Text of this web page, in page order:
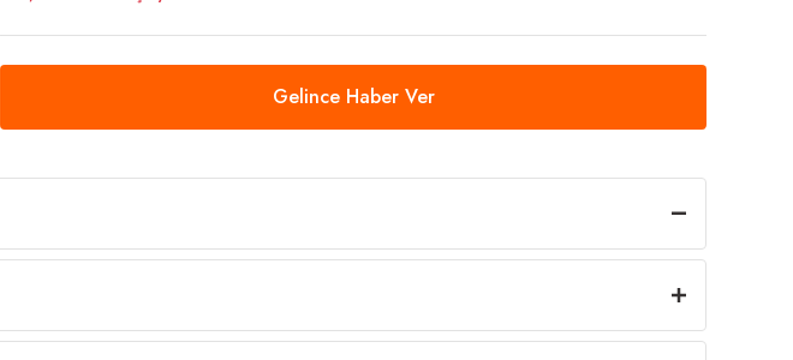
Gelince Haber Ver